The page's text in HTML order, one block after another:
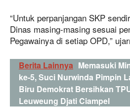
“Untuk perpanjangan SKP
Dinas masing-masing sesuai
Pegawainya di setiap OPD,”
Berita Lainnya Memasuki
ke-5, Suci Nurwinda Pimpin
Biru Demokrat Bersihkan
Leuweung Djati Ciampel